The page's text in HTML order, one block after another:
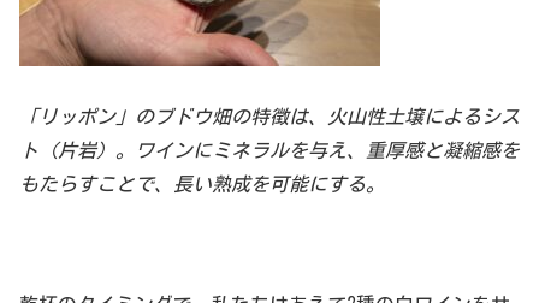
「リッポン」のブドウ畑の特徴は、火山性土壌によるシス
ト（片岩）。ワインにミネラルを与え、重厚感と凝縮感を
もたらすことで、長い熟成を可能にする。